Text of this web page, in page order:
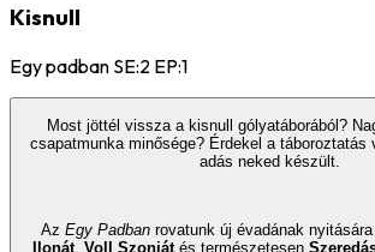
Kisnull
Egy padban SE:2 EP:1
Most jöttél vissza a kisnull gólyatáborából?
csapatmunka minősége? Érdekel a táboroztatás
adás neked készült.
Az Egy Padbanrovatunk új évadának
Ilonát Voll Szonját és természetesen